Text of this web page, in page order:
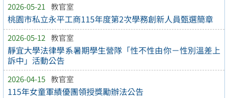
2026-05-21 教官室
桃園市私立永平工商115年度第2次學務創新人員甄選簡章
2026-05-12 教官室
靜宜大學法律學系暑期學生營隊「性不性由你－性別溫差上
訴中」活動公告
2026-04-15 教官室
115年女童軍績優團領授獎勵辦法公告